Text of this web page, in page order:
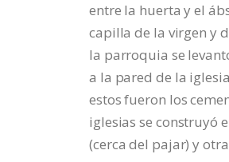
entre la huerta y el
capilla de la virgen y
la parroquia se
a la pared de la
estos fueron los
iglesias se construyó
(cerca del pajar) y